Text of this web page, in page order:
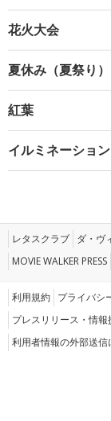
花火大会
夏休み（夏祭り）
紅葉
イルミネーション
レタスクラブ ダ・ヴ
MOVIE WALKER PRESS
利用規約 プライバシ
プレスリリース・情報
利用者情報の外部送信